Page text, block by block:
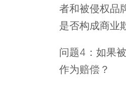
者和被侵权品
是否构成商业
问题4：如果
作为赔偿？